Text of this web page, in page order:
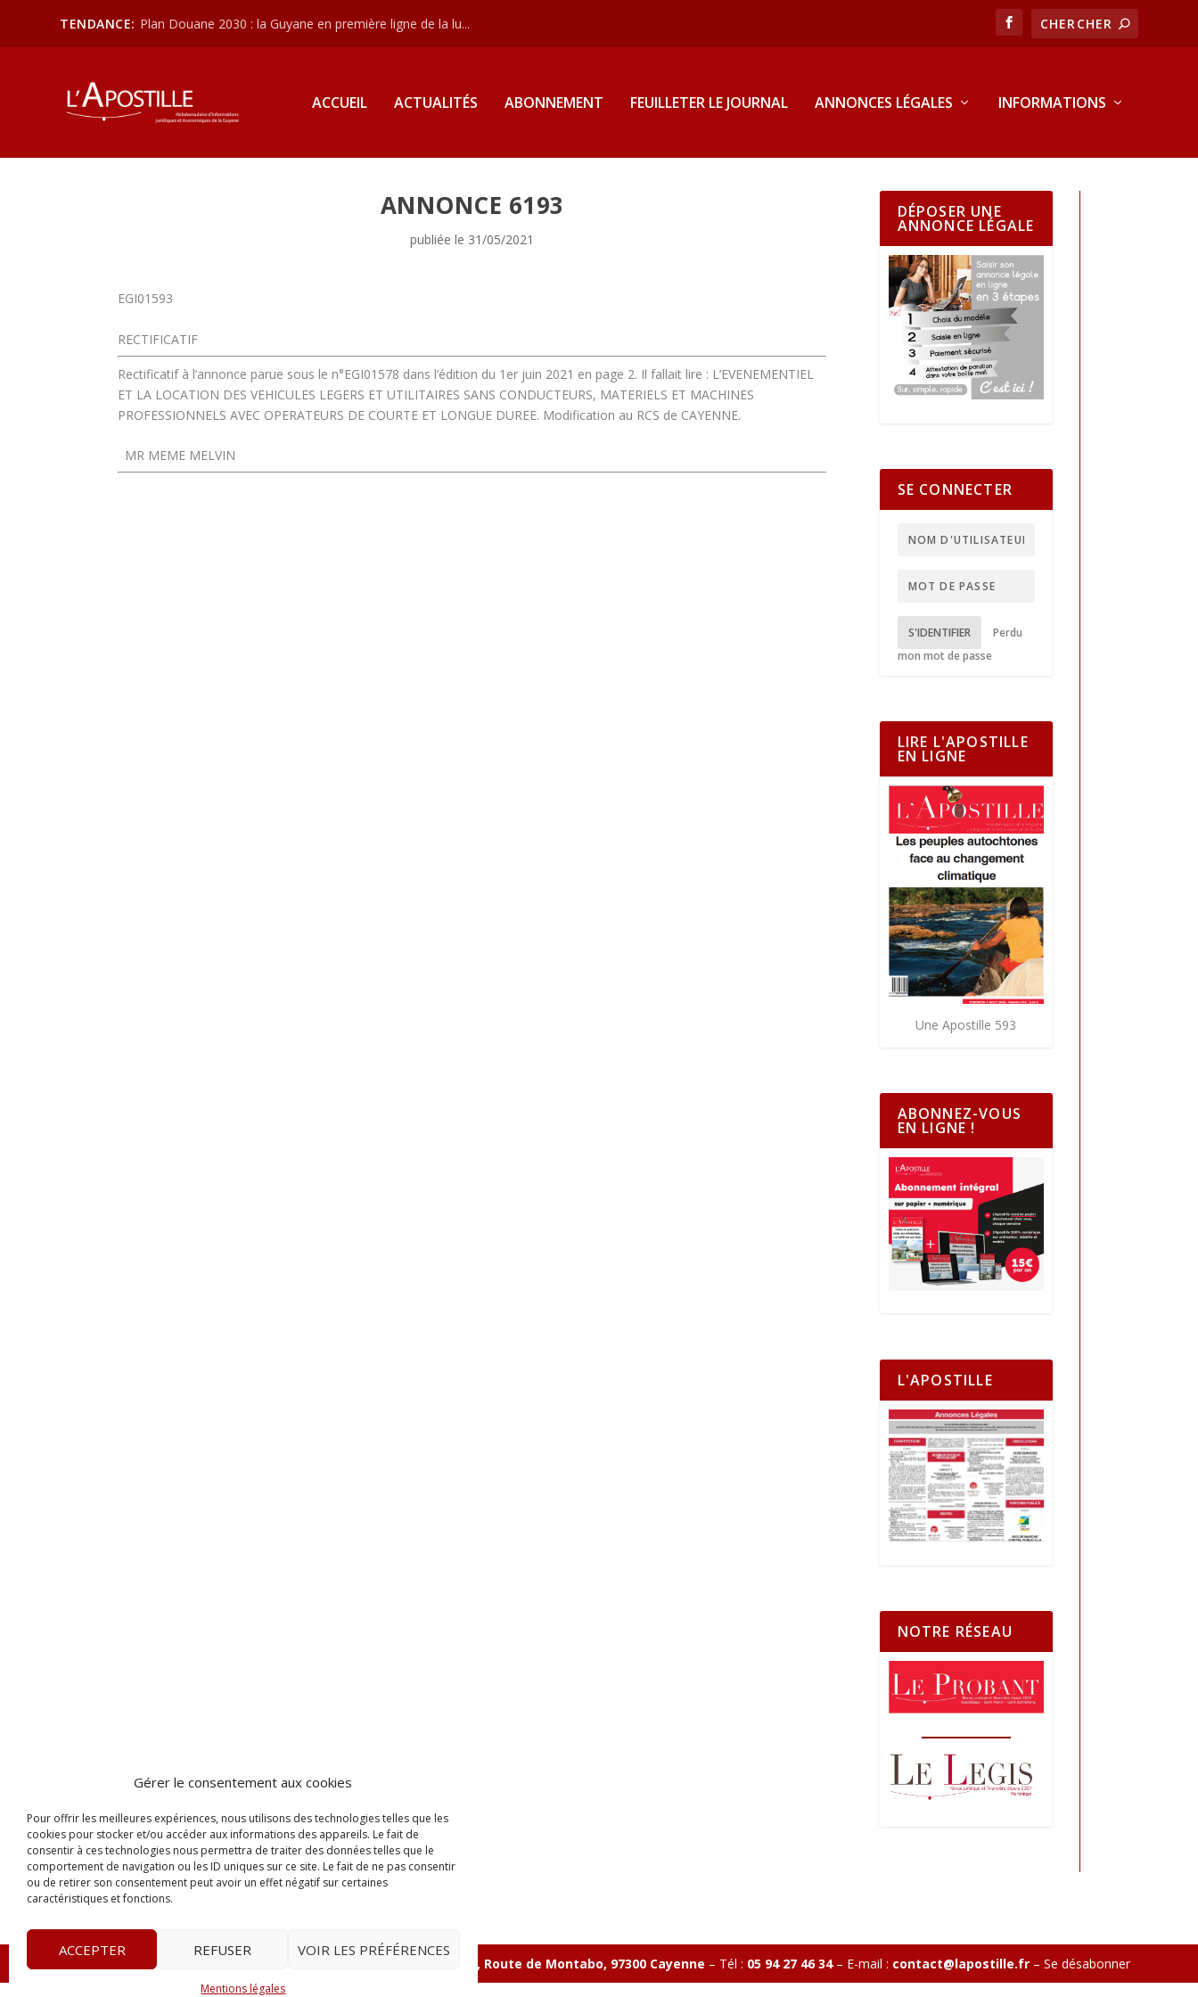
Gérer le consentement aux cookies
Pour offrir les meilleures expériences, nous utilisons des technologies telles que les
cookies pour stocker et/ou accéder aux informations des appareils. Le fait de
consentir à ces technologies nous permettra de traiter des données telles que le
comportement de navigation ou les ID uniques sur ce site. Le fait de ne pas consentir
ou de retirer son consentement peut avoir un effet négatif sur certaines
caractéristiques et fonctions.
ACCEPTER REFUSER VOIR LES PRÉFÉRENCES
Mentions légales
TENDANCE: Plan Douane 2030 : la Guyane en première ligne de la lu...
ACCUEIL ACTUALITÉS ABONNEMENT FEUILLETER LE JOURNAL ANNONCES LÉGALES INFORMATIONS
ANNONCE 6193
publiée le 31/05/2021
EGI01593
RECTIFICATIF
Rectificatif à l’annonce parue sous le n°EGI01578 dans l’édition du 1er juin 2021 en page 2. Il fallait lire : L’EVENEMENTIEL
ET LA LOCATION DES VEHICULES LEGERS ET UTILITAIRES SANS CONDUCTEURS, MATERIELS ET MACHINES
PROFESSIONNELS AVEC OPERATEURS DE COURTE ET LONGUE DUREE. Modification au RCS de CAYENNE.
MR MEME MELVIN
DÉPOSER UNE
ANNONCE LÉGALE
SE CONNECTER
S'IDENTIFIER
Perdu
mon mot de passe
LIRE L'APOSTILLE
EN LIGNE
Une Apostille 593
ABONNEZ-VOUS
EN LIGNE !
L'APOSTILLE
NOTRE RÉSEAU
L’apostille 1 Avenue Gustave Charlery, Route de Montabo, 97300 Cayenne – Tél : 05 94 27 46 34– E-mail : contact@lapostille.fr– Se désabonner